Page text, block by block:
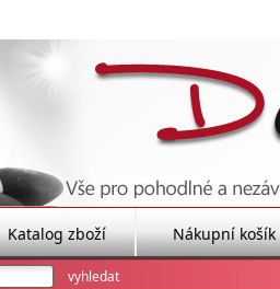
Katalog zboží Nákupní košík